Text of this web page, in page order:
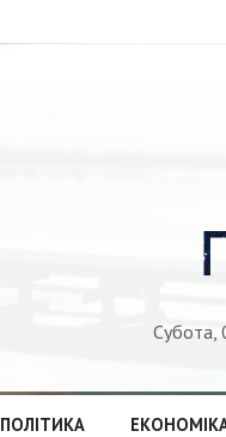
Субота,
ПОЛІТИКА